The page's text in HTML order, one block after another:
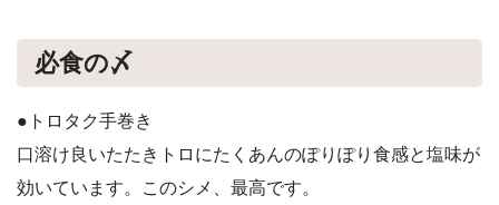
必食の〆
●トロタク手巻き
口溶け良いたたきトロにたくあんのぽりぽり食感と塩味が
効いています。このシメ、最高です。